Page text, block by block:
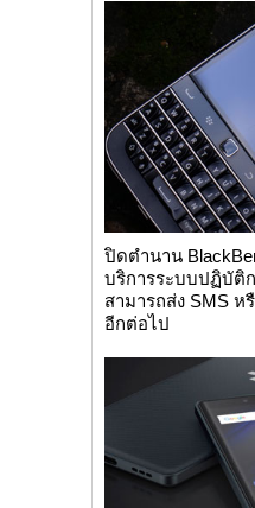
ปิดตำนาน
บริการระบบปฏิบัติ
สามารถส่ง SMS ห
อีกต่อไป